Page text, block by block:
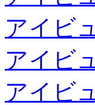
アイビ
アイビ
アイビ